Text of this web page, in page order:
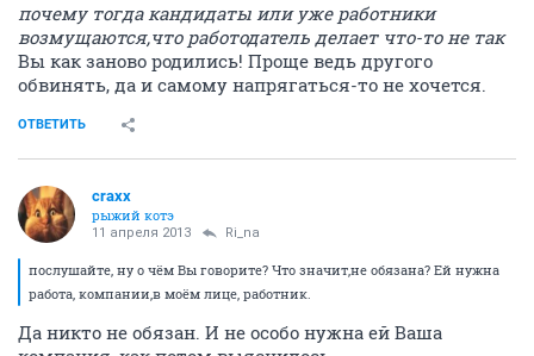
почему тогда кандидаты или уже работники
возмущаются,что работодатель делает что-то не так
Вы как заново родились! Проще ведь другого
обвинять, да и самому напрягаться-то не хочется.
ОТВЕТИТЬ
craxx
рыжий котэ
11 апреля 2013 Ri_na
послушайте, ну о чём Вы говорите? Что значит,не обязана? Ей нужна
работа, компании,в моём лице, работник.
Да никто не обязан. И не особо нужна ей Ваша